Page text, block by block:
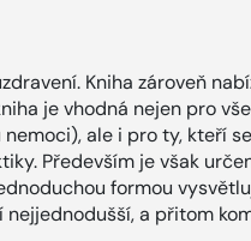
Kniha zároveň
je vhodná nejen pro
ale i pro ty, kteří
Především je však
formou
a přitom